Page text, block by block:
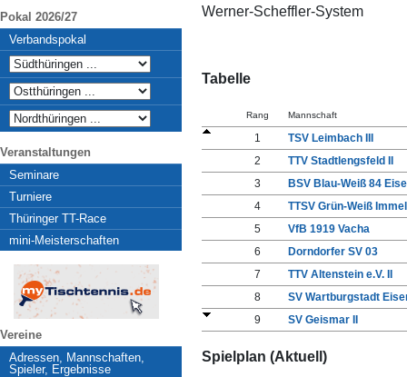
Pokal 2026/27
Verbandspokal
Veranstaltungen
Seminare
Turniere
Thüringer TT-Race
mini-Meisterschaften
Vereine
Adressen, Mannschaften,
Spieler, Ergebnisse
Werner-Scheffler-System
Tabelle
Rang Mannschaft
1
TSV Leimbach III
2
TTV Stadtlengsfeld II
3
BSV Blau-Weiß 84
4
TTSV Grün-Weiß
5
VfB 1919 Vacha
6
Dorndorfer SV 03
7
TTV Altenstein e.V. II
8
SV Wartburgstadt
9
SV Geismar II
Spielplan (Aktuell)